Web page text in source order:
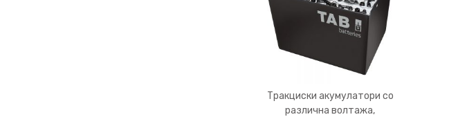
Тракциски акумулатори со
различна волтажа,